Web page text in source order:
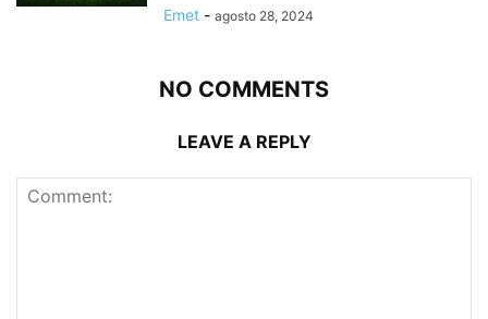
Emet - agosto 28, 2024
NO COMMENTS
LEAVE A REPLY